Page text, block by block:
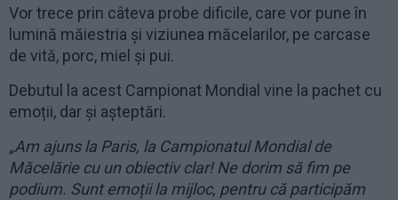
Vor trece prin câteva probe dificile, care vor pune în
lumină măiestria și viziunea măcelarilor, pe carcase
de vită, porc, miel și pui.
Debutul la acest Campionat Mondial vine la pachet cu
emoții, dar și așteptări.
„Am ajuns la Paris, la Campionatul Mondial de
Măcelărie cu un obiectiv clar! Ne dorim să fim pe
podium. Sunt emoții la mijloc, pentru că participăm